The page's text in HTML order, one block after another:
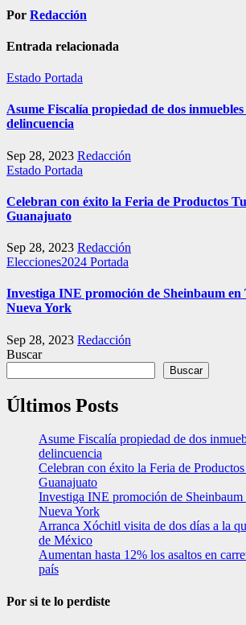
Por Redacción
Entrada relacionada
Estado Portada
Asume Fiscalía propiedad de dos
delincuencia
Sep 28, 2023 Redacción
Estado Portada
Celebran con éxito la Feria de Productos
Guanajuato
Sep 28, 2023 Redacción
Elecciones2024 Portada
Investiga INE promoción de Sheinbaum en
Nueva York
Sep 28, 2023 Redacción
Buscar
Buscar
Últimos Posts
Asume Fiscalía propiedad de dos
delincuencia
Celebran con éxito la Feria de
Guanajuato
Investiga INE promoción de Sheinbaum
Nueva York
Arranca Xóchitl visita de dos días a la
de México
Aumentan hasta 12% los asaltos en
país
Por si te lo perdiste